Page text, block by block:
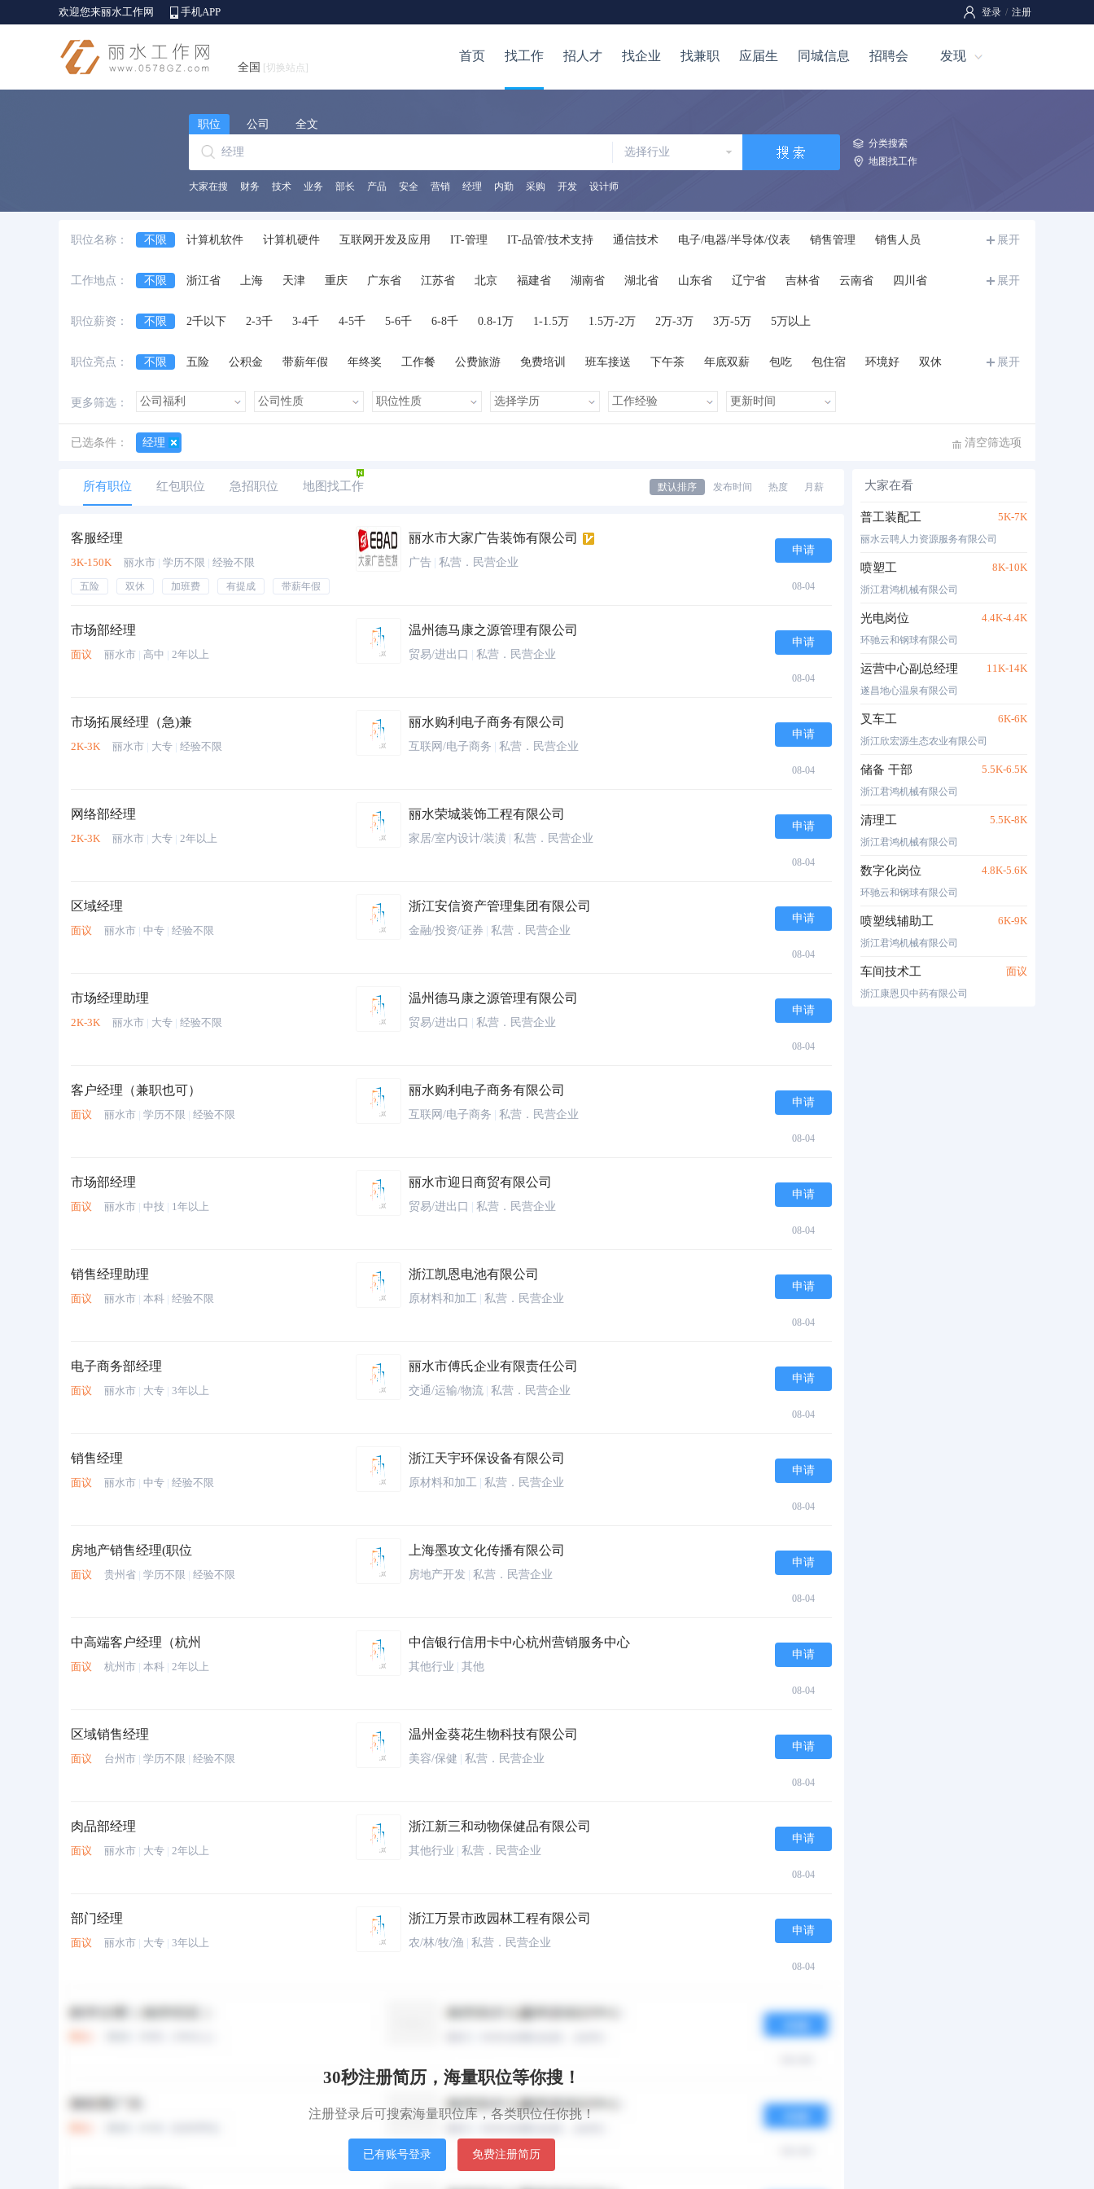
欢迎您来丽水工作网 手机APP 登录 / 注册
全国 [切换站点]
首页 找工作 招人才 找企业 找兼职 应届生 同城信息 招聘会 发现
职位 公司 全文
选择行业
分类搜索
地图找工作
大家在搜 财务 技术 业务 部长 产品 安全 营销 经理 内勤 采购 开发 设计师
职位名称： 不限 计算机软件 计算机硬件 互联网开发及应用 IT-管理 IT-品管/技术支持 通信技术 电子/电器/半导体/仪表 销售管理
销售人员
服装/纺织/皮革
采购 贸易 物流/仓储 生物/制药/医疗器械 化工 医院/医疗/护理 广告 公关/媒介 市场/营销 影视/媒体
写作/出版/印刷
艺术/设计
建筑工程 房地产 物业管理 人力资源 高级管理 行政/后勤 咨询/顾问 律师/法务 教师 培训
展开
工作地点： 不限 浙江省 上海 天津 重庆 广东省 江苏省 北京 福建省 湖南省 湖北省 山东省 辽宁省 吉林省 云南省
四川省
台湾省
香港
展开
职位薪资： 不限 2千以下 2-3千 3-4千 4-5千 5-6千 6-8千 0.8-1万 1-1.5万 1.5万-2万 2万-3万 3万-5万 5万以上
职位亮点： 不限 五险 公积金 带薪年假 年终奖 工作餐 公费旅游 免费培训 班车接送 下午茶 年底双薪 包吃 包住宿 环境好
双休
展开
更多筛选：
已选条件： 经理 清空筛选项
所有职位 红包职位 急招职位 地图找工作 默认排序 发布时间 热度 月薪
客服经理
3K-150K 丽水市 | 学历不限 | 经验不限
丽水市大家广告装饰有限公司
广告 私营．民营企业
申请
五险 双休 加班费 有提成 带薪年假 08-04
市场部经理
面议 丽水市 | 高中 | 2年以上
温州德马康之源管理有限公司
贸易/进出口 私营．民营企业
申请
08-04
市场拓展经理（急)兼
2K-3K 丽水市 | 大专 | 经验不限
丽水购利电子商务有限公司
互联网/电子商务 私营．民营企业
申请
08-04
网络部经理
2K-3K 丽水市 | 大专 | 2年以上
丽水荣城装饰工程有限公司
家居/室内设计/装潢 私营．民营企业
申请
08-04
区域经理
面议 丽水市 | 中专 | 经验不限
浙江安信资产管理集团有限公司
金融/投资/证券 私营．民营企业
申请
08-04
市场经理助理
2K-3K 丽水市 | 大专 | 经验不限
温州德马康之源管理有限公司
贸易/进出口 私营．民营企业
申请
08-04
客户经理（兼职也可）
面议 丽水市 | 学历不限 | 经验不限
丽水购利电子商务有限公司
互联网/电子商务 私营．民营企业
申请
08-04
市场部经理
面议 丽水市 | 中技 | 1年以上
丽水市迎日商贸有限公司
贸易/进出口 私营．民营企业
申请
08-04
销售经理助理
面议 丽水市 | 本科 | 经验不限
浙江凯恩电池有限公司
原材料和加工 私营．民营企业
申请
08-04
电子商务部经理
面议 丽水市 | 大专 | 3年以上
丽水市傅氏企业有限责任公司
交通/运输/物流 私营．民营企业
申请
08-04
销售经理
面议 丽水市 | 中专 | 经验不限
浙江天宇环保设备有限公司
原材料和加工 私营．民营企业
申请
08-04
房地产销售经理(职位
面议 贵州省 | 学历不限 | 经验不限
上海墨攻文化传播有限公司
房地产开发 私营．民营企业
申请
08-04
中高端客户经理（杭州
面议 杭州市 | 本科 | 2年以上
中信银行信用卡中心杭州营销服务中心
其他行业 其他
申请
08-04
区域销售经理
面议 台州市 | 学历不限 | 经验不限
温州金葵花生物科技有限公司
美容/保健 私营．民营企业
申请
08-04
肉品部经理
面议 丽水市 | 大专 | 2年以上
浙江新三和动物保健品有限公司
其他行业 私营．民营企业
申请
08-04
部门经理
面议 丽水市 | 大专 | 3年以上
浙江万景市政园林工程有限公司
农/林/牧/渔 私营．民营企业
申请
08-04
质检经理 浙江恒诺阀门制造有限公司
安全经理/副经理 丽水归零环保科技有限公司
30秒注册简历，海量职位等你搜！
注册登录后可搜索海量职位库，各类职位任你挑！
已有账号登录 免费注册简历
大家在看
普工装配工 5K-7K
丽水云聘人力资源服务有限公司
喷塑工 8K-10K
浙江君鸿机械有限公司
光电岗位 4.4K-4.4K
环驰云和钢球有限公司
运营中心副总经理 11K-14K
遂昌地心温泉有限公司
叉车工 6K-6K
浙江欣宏源生态农业有限公司
储备 干部 5.5K-6.5K
浙江君鸿机械有限公司
清理工 5.5K-8K
浙江君鸿机械有限公司
数字化岗位 4.8K-5.6K
环驰云和钢球有限公司
喷塑线辅助工 6K-9K
浙江君鸿机械有限公司
车间技术工 面议
浙江康恩贝中药有限公司